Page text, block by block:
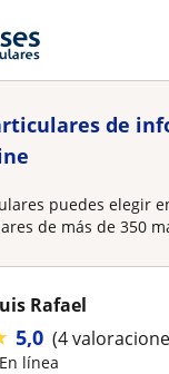
de
puedes elegir
de más de 350
Rafael
5,0 (4
En línea